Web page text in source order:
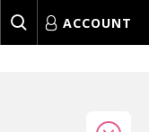
ACCOUNT